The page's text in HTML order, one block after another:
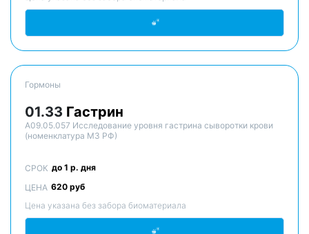
Гормоны
01.33 Гастрин
A09.05.057 Исследование уровня гастрина сыворотки крови
(номенклатура МЗ РФ)
СРОК до 1 р. дня
ЦЕНА 620 руб
Цена указана без забора биоматериала